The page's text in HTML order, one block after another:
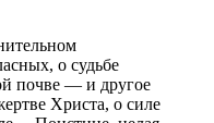
о судьбе
почве — и другое
Христа, о силе